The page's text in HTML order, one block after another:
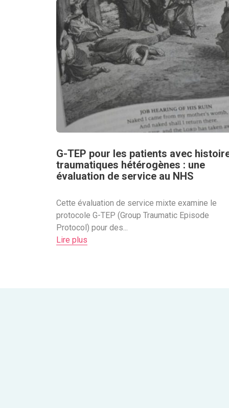
G-TEP pour les patients avec
traumatiques hétérogènes : une
évaluation de service au NHS
Cette évaluation de service mixte examine le
protocole G-TEP (Group Traumatic Episode
Protocol) pour des...
Lire plus